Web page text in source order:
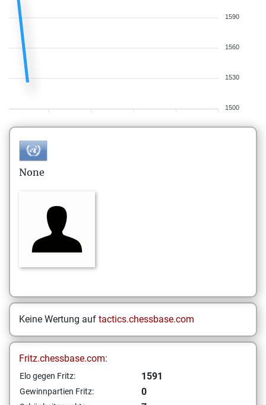
1590
1560
1530
1500
None
Keine Wertung auf tactics.chessbase.com
Fritz.chessbase.com:
Elo gegen Fritz: 1591
Gewinnpartien Fritz: 0